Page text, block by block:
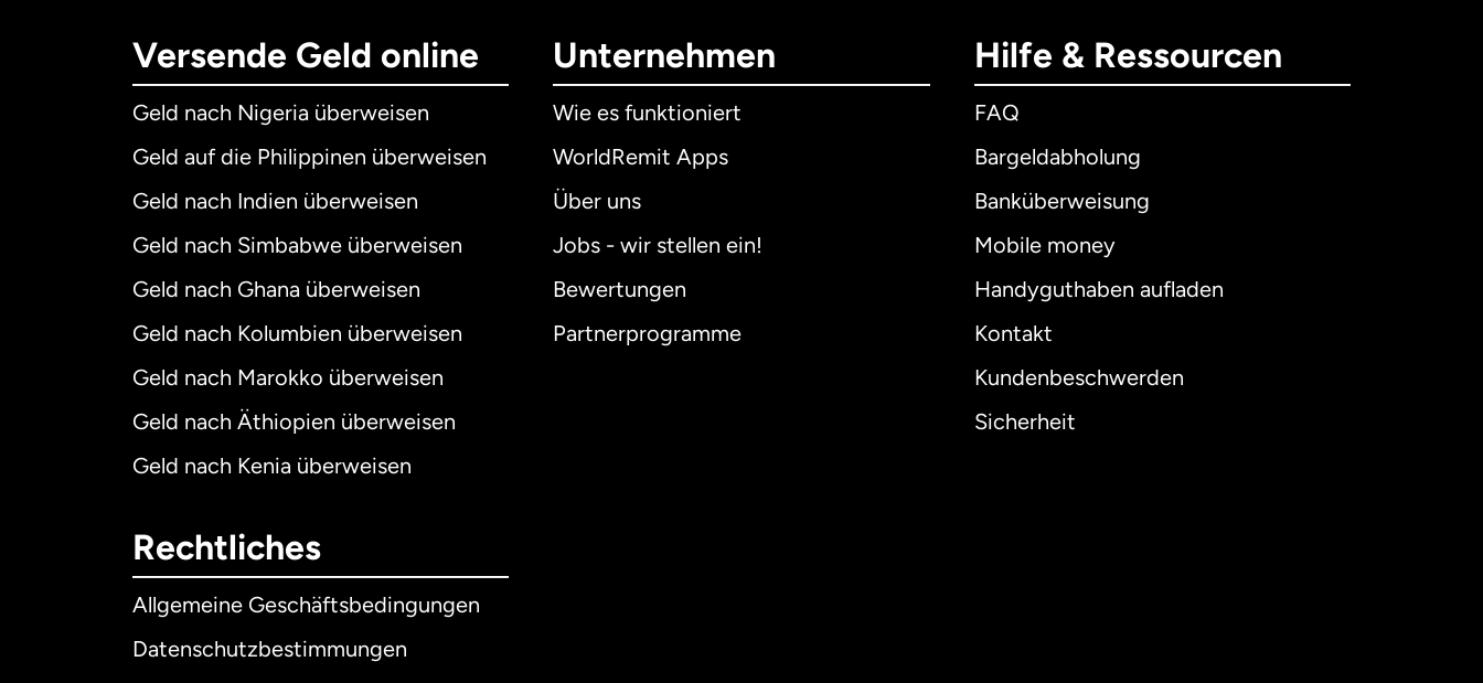
Versende Geld online
Geld nach Nigeria überweisen
Geld auf die Philippinen überweisen
Geld nach Indien überweisen
Geld nach Simbabwe überweisen
Geld nach Ghana überweisen
Geld nach Kolumbien überweisen
Geld nach Marokko überweisen
Geld nach Äthiopien überweisen
Geld nach Kenia überweisen
Unternehmen
Wie es funktioniert
WorldRemit Apps
Über uns
Jobs - wir stellen ein!
Bewertungen
Partnerprogramme
Hilfe & Ressourcen
FAQ
Bargeldabholung
Banküberweisung
Mobile money
Handyguthaben aufladen
Kontakt
Kundenbeschwerden
Sicherheit
Rechtliches
Allgemeine Geschäftsbedingungen
Datenschutzbestimmungen